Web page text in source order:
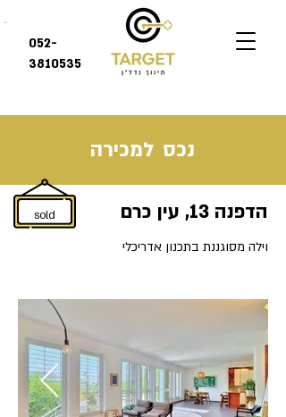
052-
3810535
למכירה נכס
הדפנה 13, עין כרם
וילה מסוגננת בתכנון אדריכלי
sold